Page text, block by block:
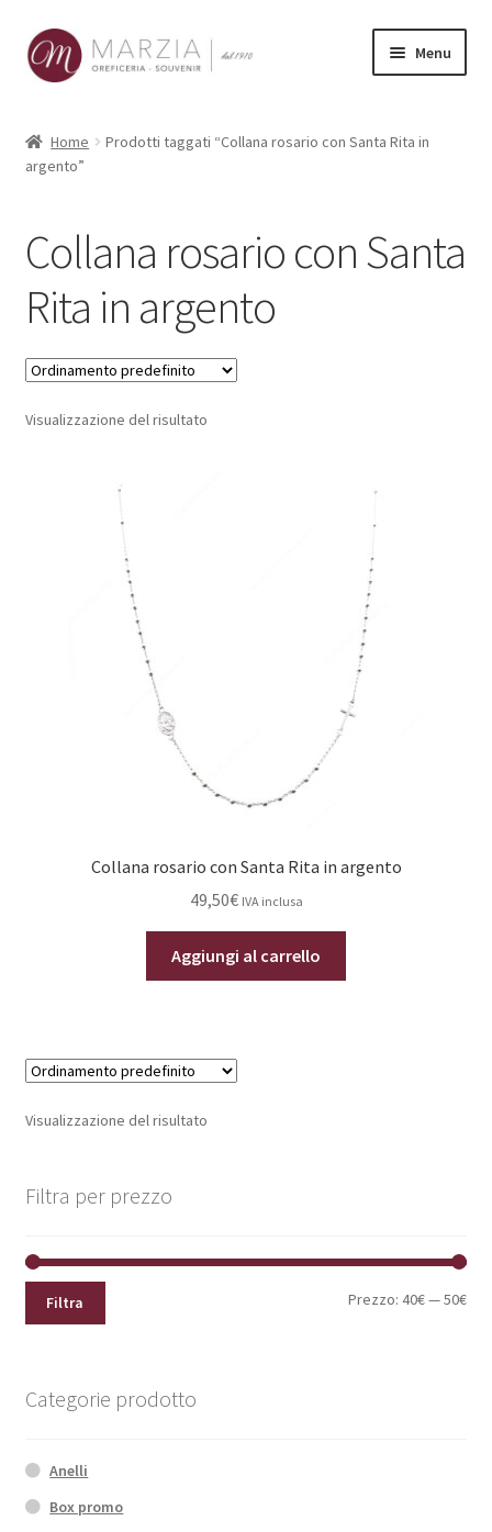
Vai
alla
Vai
al
Menu
Prodotti
Contatti
Home
Prodotti taggati “Collana rosario con Santa Rita in
argento”
Collana rosario con Santa
Rita in argento
Visualizzazione del risultato
Collana rosario con Santa Rita in argento
49,50€ IVA inclusa
Aggiungi al carrello
Visualizzazione del risultato
Filtra per prezzo
Filtra Prezzo:40€—50€
Categorie prodotto
Anelli
Box promo